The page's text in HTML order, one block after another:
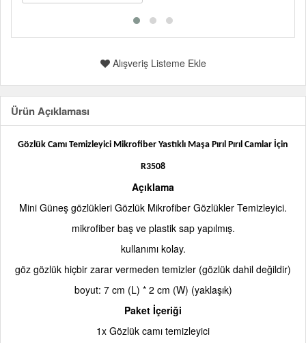
Alışveriş Listeme Ekle
Ürün Açıklaması
Gözlük Camı Temizleyici Mikrofiber Yastıklı Maşa Pırıl Pırıl Camlar İçin
R3508
Açıklama
Mini Güneş gözlükleri Gözlük Mikrofiber Gözlükler Temizleyici.
mikrofiber baş ve plastik sap yapılmış.
kullanımı kolay.
göz gözlük hiçbir zarar vermeden temizler (gözlük dahil değildir)
boyut: 7 cm (L) * 2 cm (W) (yaklaşık)
Paket İçeriği
1x Gözlük camı temizleyici